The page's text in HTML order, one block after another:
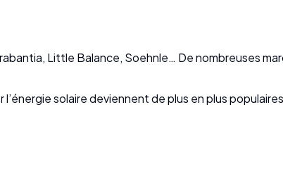
Little Balance, Soehnle… De nombreuses
solaire deviennent de plus en plus